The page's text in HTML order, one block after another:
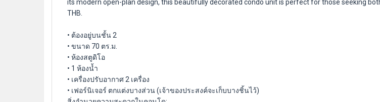
its modern open-plan design, this beautifully decorated condo unit is perfect for those seeking
THB.
• ต้องอยู่บนชั้น 2
• ขนาด 70 ตร.ม.
• ห้องสตูดิโอ
• 1 ห้องน้ำ
• เครื่องปรับอากาศ 2 เครื่อง
• เฟอร์นิเจอร์ ตกแต่งบางส่วน (เจ้าของประสงค์จะเก็บบางชิ้นไว้)